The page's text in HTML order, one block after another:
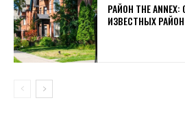
РАЙОН THE
ИЗВЕСТНЫХ